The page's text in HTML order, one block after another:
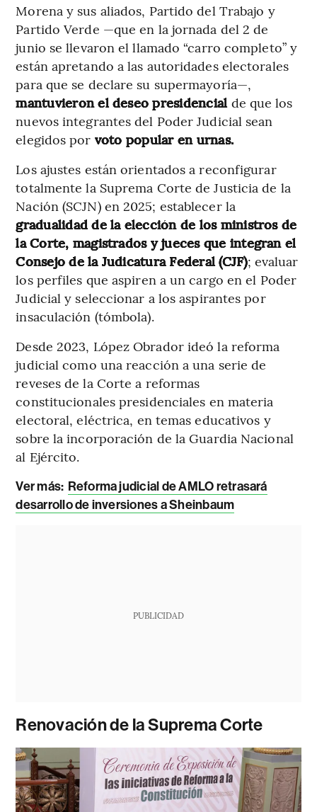
Morena y sus aliados, Partido del Trabajo y
Partido Verde —que en la jornada del 2 de
junio se llevaron el llamado “carro completo” y
están apretando a las autoridades electorales
para que se declare su supermayoría—,
mantuvieron el deseo presidencial de que los
nuevos integrantes del Poder Judicial sean
elegidos por voto popular en urnas.
Los ajustes están orientados a reconfigurar
totalmente la Suprema Corte de Justicia de la
Nación (SCJN) en 2025; establecer la
gradualidad de la elección de los ministros de
la Corte, magistrados y jueces que integran el
Consejo de la Judicatura Federal (CJF); evaluar
los perfiles que aspiren a un cargo en el Poder
Judicial y seleccionar a los aspirantes por
insaculación (tómbola).
Desde 2023, López Obrador ideó la reforma
judicial como una reacción a una serie de
reveses de la Corte a reformas
constitucionales presidenciales en materia
electoral, eléctrica, en temas educativos y
sobre la incorporación de la Guardia Nacional
al Ejército.
Ver más: Reforma judicial de AMLO retrasará
desarrollo de inversiones a Sheinbaum
PUBLICIDAD
Renovación de la Suprema Corte